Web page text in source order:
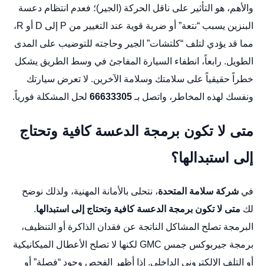
والأهم، هو التأثير على ناقل الحركة (الجير)؛ فعدم انتظام دعسة
البنزين يسبب “نتعة” أو ضربة قوية عند التغيير من P إلى D أو R،
مما قد يؤدي لتلف “كلتشات” الجير وحاجته للتوضيب على المدى
الطويل. رابعاً، انطفاء السيارة المفاجئ في وسط الطريق يشكل
خطراً حقيقياً على سلامتك وسلامة الآخرين. لا تعرض سيارتك
ونفسك لهذه المخاطر، واتصل بـ 66633305لحل المشكلة فورياً.
متى لا تكون برمجة الدعسة كافية وتحتاج
إلى استبدالها؟
في شركة سلامة المتحدة، نتحلى بالأمانة المهنية، ولذلك نوضح
لك متى لا تكون برمجة الدعسة كافية وتحتاج إلى استبدالها.
البرمجة تصلح المشاكل الناتجة عن فقدان الذاكرة أو التنظيف،
برمجة جيربوكس جمس GMC
لكنها لا تصلح الأعطال الميكانيكية
أو التلف الإلكتروني الداخلي. إذا أظهر الفحص وجود “فصلة” أو